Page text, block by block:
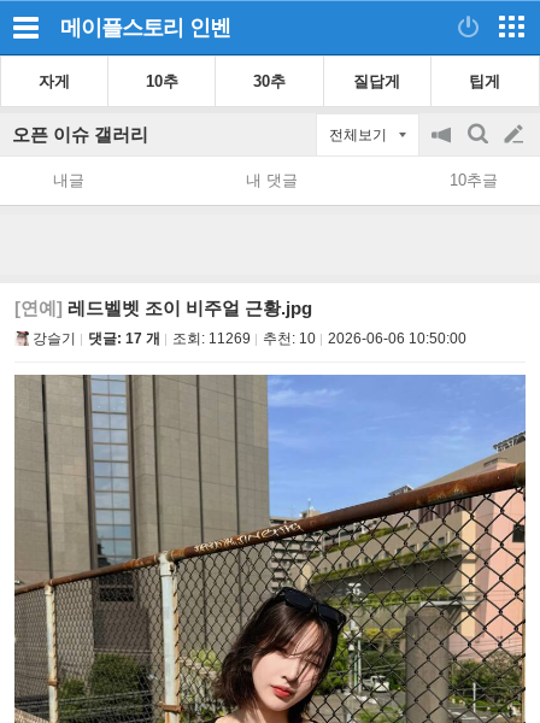
메이플스토리 인벤
자게 10추 30추 질답게 팁게
오픈 이슈 갤러리 전체보기
공
지
on/off
검
색
글
쓰
내글 내 댓글 10추글
[연예] 레드벨벳 조이 비주얼 근황.jpg
강슬기 댓글: 17 개 조회: 11269 추천: 10 2026-06-06 10:50:00